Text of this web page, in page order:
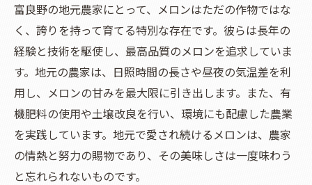
富良野の地元農家にとって、メロンはただの作物ではな
く、誇りを持って育てる特別な存在です。彼らは長年の
経験と技術を駆使し、最高品質のメロンを追求していま
す。地元の農家は、日照時間の長さや昼夜の気温差を利
用し、メロンの甘みを最大限に引き出します。また、有
機肥料の使用や土壌改良を行い、環境にも配慮した農業
を実践しています。地元で愛され続けるメロンは、農家
の情熱と努力の賜物であり、その美味しさは一度味わう
と忘れられないものです。